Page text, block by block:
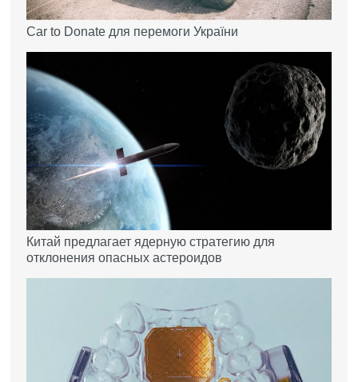
Car to Donate для перемоги України
Китай предлагает ядерную стратегию для
отклонения опасных астероидов